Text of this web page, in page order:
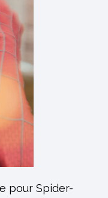
pour Spider-